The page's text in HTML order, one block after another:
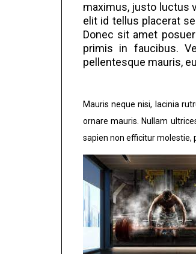
maximus, justo luctus
elit id tellus placerat
Donec sit amet
primis in faucibus.
pellentesque mauris,
Mauris neque nisi, lacinia
ornare mauris. Nullam
sapien non efficitur molestie,